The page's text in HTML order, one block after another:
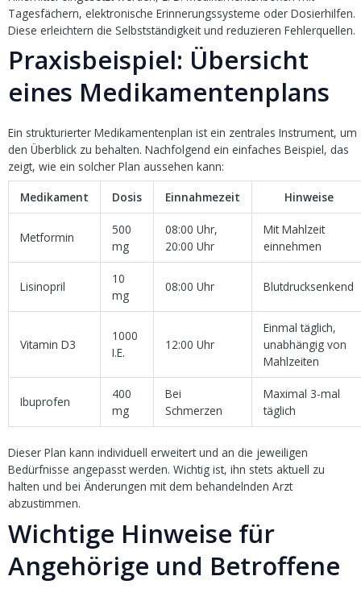
Tagesfächern, elektronische Erinnerungssysteme oder Dosierhilfen.
Diese erleichtern die Selbstständigkeit und reduzieren Fehlerquellen.
Praxisbeispiel: Übersicht
eines Medikamentenplans
Ein strukturierter Medikamentenplan ist ein zentrales Instrument, um
den Überblick zu behalten. Nachfolgend ein einfaches Beispiel, das
zeigt, wie ein solcher Plan aussehen kann:
Medikament
Dosis Einnahmezeit Hinweise
Metformin
500
mg
08:00 Uhr,
20:00 Uhr
Mit Mahlzeit
einnehmen
Lisinopril
10
mg
08:00 Uhr Blutdrucksenkend
Vitamin D3
1000
I.E.
12:00 Uhr
Einmal täglich,
unabhängig von
Mahlzeiten
Ibuprofen
400
mg
Bei
Schmerzen
Maximal 3-mal
täglich
Dieser Plan kann individuell erweitert und an die jeweiligen
Bedürfnisse angepasst werden. Wichtig ist, ihn stets aktuell zu
halten und bei Änderungen mit dem behandelnden Arzt
abzustimmen.
Wichtige Hinweise für
Angehörige und Betroffene